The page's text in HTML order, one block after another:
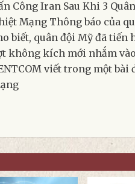
Trung Cộng Quấy Rối Khiến Dân
Trở Nên Chai Sạn
Hoa Kỳ & Thế Giới Quân
Công Iran Sau Khi 3 Quân
Mạng Thông báo của
biết, quân đội Mỹ đã tiến